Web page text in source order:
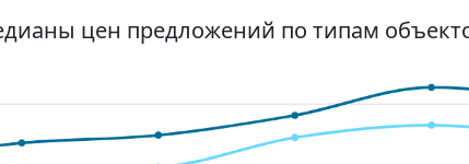
цен предложений по типам